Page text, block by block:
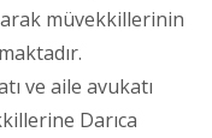
müvekkillerinin
ve aile avukatı
Darıca